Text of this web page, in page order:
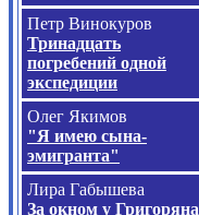
Петр Винокуров
Тринадцать
погребений одной
экспедиции
Олег Якимов
"Я имею сына-
эмигранта"
Лира Габышева
За окном у Григоряна